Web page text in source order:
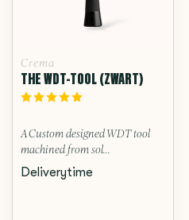
Crema
THE WDT-TOOL (ZWART)
A Custom designed WDT tool
machined from sol...
Deliverytime